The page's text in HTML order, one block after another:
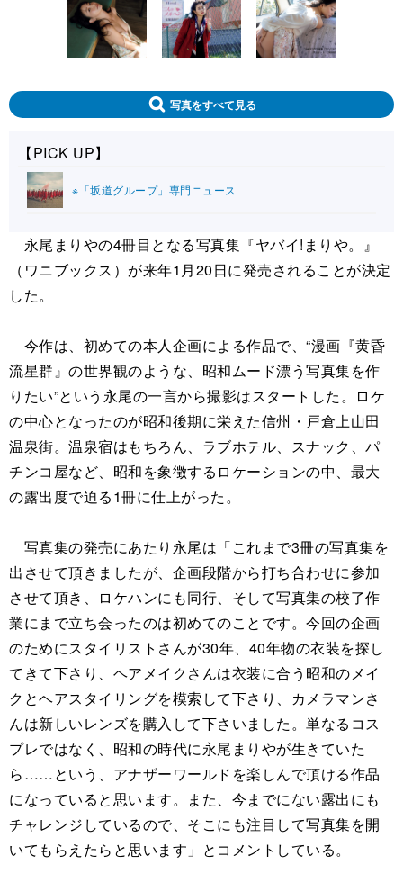
写真をすべて見る
【PICK UP】
※「坂道グループ」専門ニュース
永尾まりやの4冊目となる写真集『ヤバイ!まりや。』
（ワニブックス）が来年1月20日に発売されることが決定
した。
今作は、初めての本人企画による作品で、“漫画『黄昏
流星群』の世界観のような、昭和ムード漂う写真集を作
りたい”という永尾の一言から撮影はスタートした。ロケ
の中心となったのが昭和後期に栄えた信州・戸倉上山田
温泉街。温泉宿はもちろん、ラブホテル、スナック、パ
チンコ屋など、昭和を象徴するロケーションの中、最大
の露出度で迫る1冊に仕上がった。
写真集の発売にあたり永尾は「これまで3冊の写真集を
出させて頂きましたが、企画段階から打ち合わせに参加
させて頂き、ロケハンにも同行、そして写真集の校了作
業にまで立ち会ったのは初めてのことです。今回の企画
のためにスタイリストさんが30年、40年物の衣装を探し
てきて下さり、ヘアメイクさんは衣装に合う昭和のメイ
クとヘアスタイリングを模索して下さり、カメラマンさ
んは新しいレンズを購入して下さいました。単なるコス
プレではなく、昭和の時代に永尾まりやが生きていた
ら……という、アナザーワールドを楽しんで頂ける作品
になっていると思います。また、今までにない露出にも
チャレンジしているので、そこにも注目して写真集を開
いてもらえたらと思います」とコメントしている。